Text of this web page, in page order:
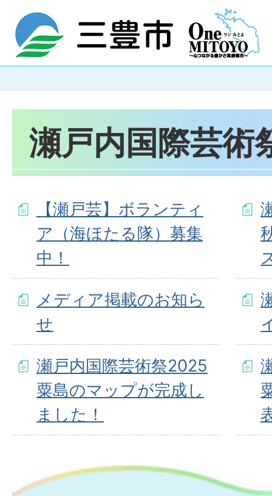
瀬戸内国際芸術
【瀬戸芸】ボランティ
ア（海ほたる隊）募集
中！
メディア掲載のお知ら
せ
瀬戸内国際芸術祭2025
粟島のマップが完成し
ました！